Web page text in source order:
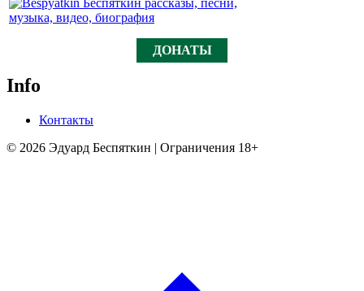
ДОНАТЫ
Info
Контакты
© 2026 Эдуард Беспяткин | Ограничения 18+